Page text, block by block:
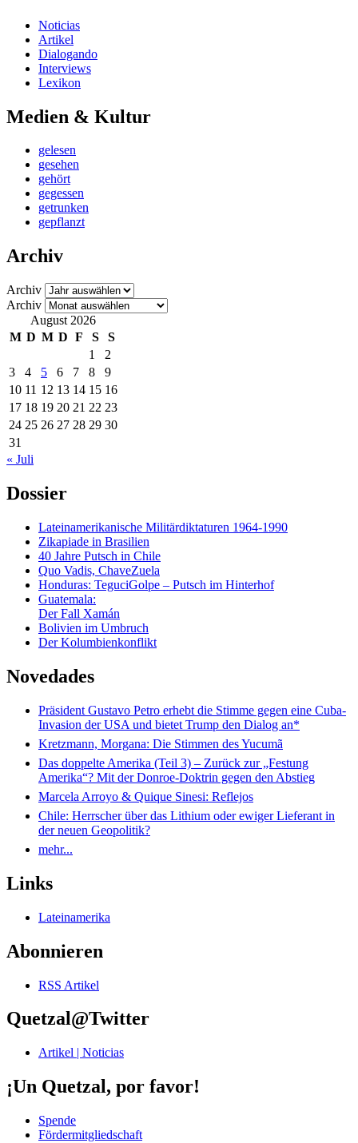
Noticias
Artikel
Dialogando
Interviews
Lexikon
Medien & Kultur
gelesen
gesehen
gehört
gegessen
getrunken
gepflanzt
Archiv
Archiv
Archiv
August 2026
M D M D F S
S
1
2
3
4 5 6 7 8
9
10 11 12 13 14 15 16
17 18 19 20 21 22 23
24 25 26 27 28 29 30
31
« Juli
Dossier
Lateinamerikanische Militärdiktaturen 1964-1990
Zikapiade in Brasilien
40 Jahre Putsch in Chile
Quo Vadis, ChaveZuela
Honduras: TeguciGolpe – Putsch im Hinterhof
Guatemala:
Der Fall Xamán
Bolivien im Umbruch
Der Kolumbienkonflikt
Novedades
Präsident Gustavo Petro erhebt die Stimme gegen eine Cuba-
Invasion der USA und bietet Trump den Dialog an*
Kretzmann, Morgana: Die Stimmen des Yucumã
Das doppelte Amerika (Teil 3) – Zurück zur „Festung
Amerika“? Mit der Donroe-Doktrin gegen den Abstieg
Marcela Arroyo & Quique Sinesi: Reflejos
Chile: Herrscher über das Lithium oder ewiger Lieferant in
der neuen Geopolitik?
mehr...
Links
Lateinamerika
Abonnieren
RSS Artikel
Quetzal@Twitter
Artikel | Noticias
¡Un Quetzal, por favor!
Spende
Fördermitgliedschaft